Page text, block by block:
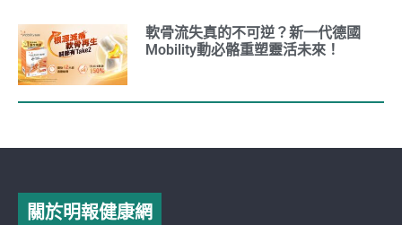
軟骨流失真的不可逆？新一代德國
Mobility動必骼重塑靈活未來！
關於明報健康網